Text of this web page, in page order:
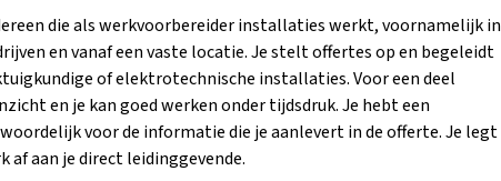
die als werkvoorbereider installaties werkt, voornamelijk in
en vanaf een vaste locatie. Je stelt offertes op en begeleidt
of elektrotechnische installaties. Voor een deel
en je kan goed werken onder tijdsdruk. Je hebt een
voor de informatie die je aanlevert in de offerte. Je legt
aan je direct leidinggevende.